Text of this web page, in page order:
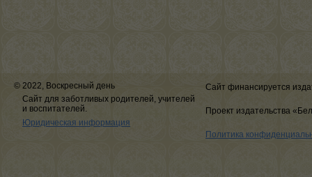
© 2022, Воскресный день
Сайт для заботливых родителей, учителей
и воспитателей.
Юридическая информация
Сайт финансируется
Проект издательства
Политика